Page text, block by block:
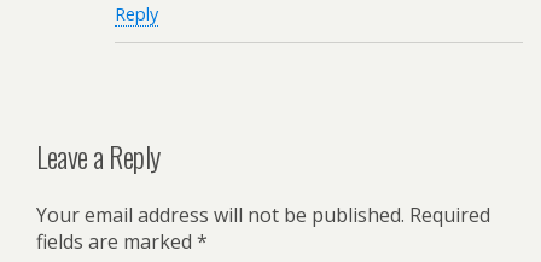
Reply
Leave a Reply
Your email address will not be published. Required
fields are marked *